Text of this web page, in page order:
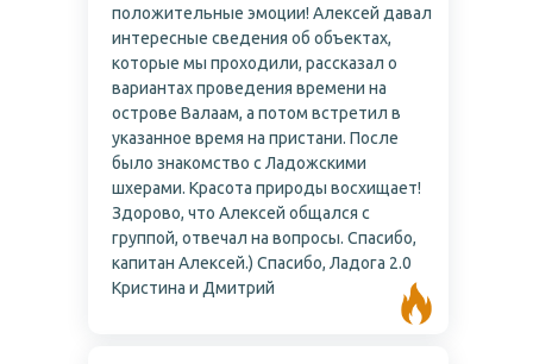
положительные эмоции! Алексей давал
интересные сведения об объектах,
которые мы проходили, рассказал о
вариантах проведения времени на
острове Валаам, а потом встретил в
указанное время на пристани. После
было знакомство с Ладожскими
шхерами. Красота природы восхищает!
Здорово, что Алексей общался с
группой, отвечал на вопросы. Спасибо,
капитан Алексей.) Спасибо, Ладога 2.0
Кристина и Дмитрий